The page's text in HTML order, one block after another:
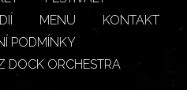
MENU
KONTAKT
PODMÍNKY
DOCK ORCHESTRA